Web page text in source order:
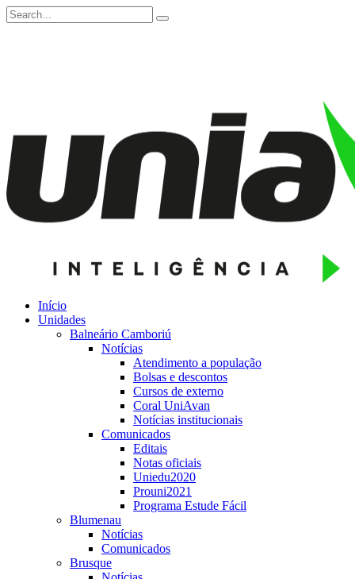
Início
Unidades
Balneário Camboriú
Notícias
Atendimento a população
Bolsas e descontos
Cursos de externo
Coral UniAvan
Notícias institucionais
Comunicados
Editais
Notas oficiais
Uniedu2020
Prouni2021
Programa Estude Fácil
Blumenau
Notícias
Comunicados
Brusque